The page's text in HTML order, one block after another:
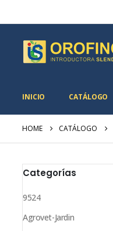
INICIO CATÁLOGO
HOME CATÁLOGO
Categorías
9524
Agrovet-Jardin